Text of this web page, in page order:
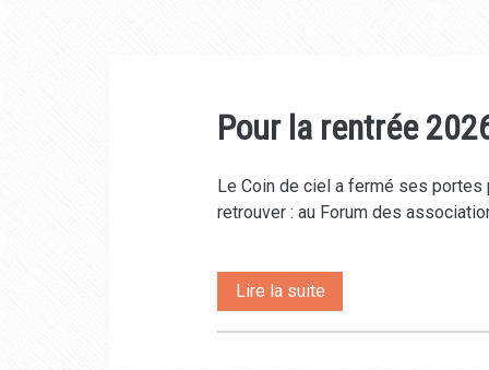
Pour la rentrée
Le Coin de ciel a fermé ses portes
retrouver : au Forum des
Lire la suitePour
la